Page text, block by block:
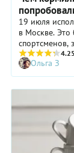
19 июля
в Москве. Это
спортсменов,
и чем
4.25
Ольга З